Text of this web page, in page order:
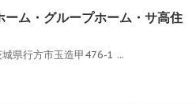
ーム・グループホーム・サ高住
県行方市玉造甲476-1 ...